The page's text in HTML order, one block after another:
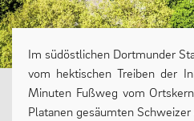
#dasneueGADSA
MENSCHEN
Im südöstlichen Dortmunder
vom hektischen Treiben der
Minuten Fußweg vom
Platanen gesäumten